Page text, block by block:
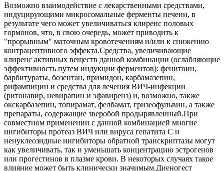
Возможно взаимодействие с лекарственными средствами,
индуцирующими микросомальные ферменты печени, в
результате чего может увеличиваться клиренс половых
гормонов, что, в свою очередь, может приводить к
"прорывным" маточным кровотечениям и/или к снижению
контрацептивного эффекта.Средства, увеличивающие
клиренс активных веществ данной комбинации (ослабляющие
эффективность путем индукции ферментов): фенитоин,
барбитураты, бозентан, примидон, карбамазепин,
рифампицин и средства для лечения ВИЧ-инфекции
(ритонавир, невирапин и эфавиренз) и, возможно, также
окскарбазепин, топирамат, фелбамат, гризеофульвин, а также
препараты, содержащие зверобой продырявленный.При
совместном применении с данной комбинацией многие
ингибиторы протеаз ВИЧ или вируса гепатита С и
ненуклеозидные ингибиторы обратной транскриптазы могут
как увеличивать, так и уменьшать концентрацию эстрогенов
или прогестинов в плазме крови. В некоторых случаях такое
влияние может быть клинически значимым.Диеногест